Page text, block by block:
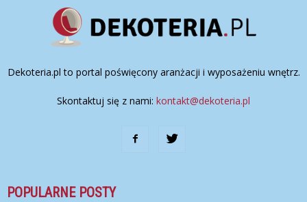
Dekoteria.pl to portal poświęcony aranżacji i wyposażeniu wnętrz.
Skontaktuj się z nami: kontakt@dekoteria.pl
POPULARNE POSTY